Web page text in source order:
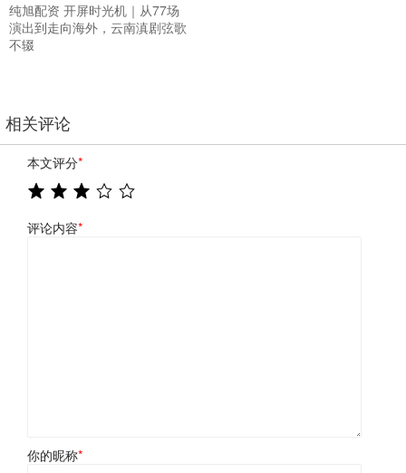
纯旭配资 开屏时光机｜从77场
演出到走向海外，云南滇剧弦歌
不辍
相关评论
本文评分*
评论内容*
你的昵称*